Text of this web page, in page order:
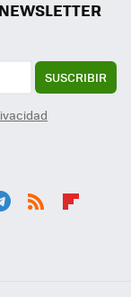
SUSCRIBIR